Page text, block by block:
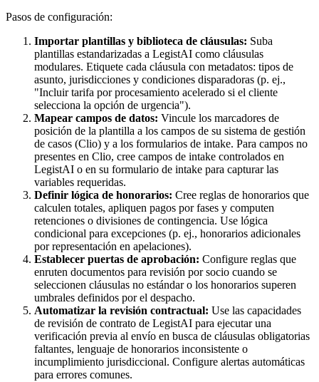
Pasos de configuración:
Importar plantillas y biblioteca de cláusulas: Suba
plantillas estandarizadas a LegistAI como cláusulas
modulares. Etiquete cada cláusula con metadatos: tipos de
asunto, jurisdicciones y condiciones disparadoras (p. ej.,
"Incluir tarifa por procesamiento acelerado si el cliente
selecciona la opción de urgencia").
Mapear campos de datos: Vincule los marcadores de
posición de la plantilla a los campos de su sistema de gestión
de casos (Clio) y a los formularios de intake. Para campos no
presentes en Clio, cree campos de intake controlados en
LegistAI o en su formulario de intake para capturar las
variables requeridas.
Definir lógica de honorarios: Cree reglas de honorarios que
calculen totales, apliquen pagos por fases y computen
retenciones o divisiones de contingencia. Use lógica
condicional para excepciones (p. ej., honorarios adicionales
por representación en apelaciones).
Establecer puertas de aprobación: Configure reglas que
enruten documentos para revisión por socio cuando se
seleccionen cláusulas no estándar o los honorarios superen
umbrales definidos por el despacho.
Automatizar la revisión contractual: Use las capacidades
de revisión de contrato de LegistAI para ejecutar una
verificación previa al envío en busca de cláusulas obligatorias
faltantes, lenguaje de honorarios inconsistente o
incumplimiento jurisdiccional. Configure alertas automáticas
para errores comunes.